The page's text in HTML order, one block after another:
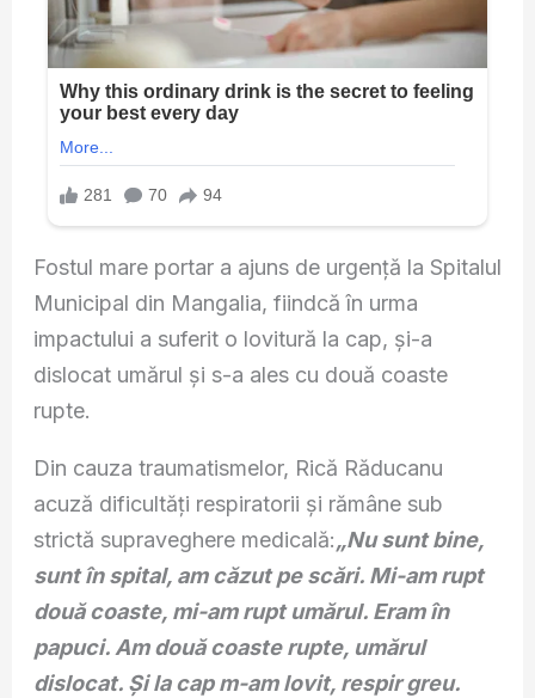
Fostul mare portar a ajuns de urgență la Spitalul
Municipal din Mangalia, fiindcă în urma
impactului a suferit o lovitură la cap, și-a
dislocat umărul și s-a ales cu două coaste
rupte.
Din cauza traumatismelor, Rică Răducanu
acuză dificultăți respiratorii și rămâne sub
strictă supraveghere medicală:„Nu sunt bine,
sunt în spital, am căzut pe scări. Mi-am rupt
două coaste, mi-am rupt umărul. Eram în
papuci. Am două coaste rupte, umărul
dislocat. Și la cap m-am lovit, respir greu.